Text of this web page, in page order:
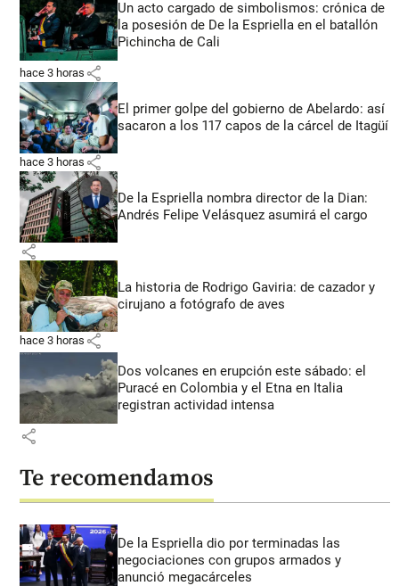
Un acto cargado de simbolismos: crónica de
la posesión de De la Espriella en el batallón
Pichincha de Cali
hace 3 horas share
El primer golpe del gobierno de Abelardo: así
sacaron a los 117 capos de la cárcel de Itagüí
hace 3 horas share
De la Espriella nombra director de la Dian:
Andrés Felipe Velásquez asumirá el cargo
share
La historia de Rodrigo Gaviria: de cazador y
cirujano a fotógrafo de aves
hace 3 horas share
Dos volcanes en erupción este sábado: el
Puracé en Colombia y el Etna en Italia
registran actividad intensa
share
Te recomendamos
De la Espriella dio por terminadas las
negociaciones con grupos armados y
anunció megacárceles